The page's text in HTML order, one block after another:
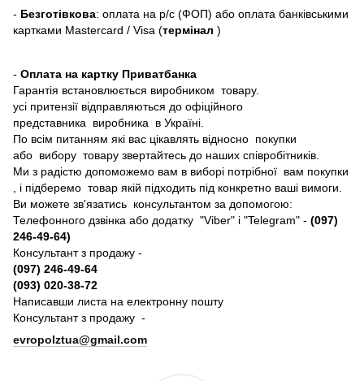
- Безготівкова: оплата на р/с (ФОП) або оплата банківськими
картками Mastercard / Visa (термінал )
- Оплата на картку Приватбанка
Гарантія встановлюється виробником товару.
усі притензії відправляються до офіційного
представника виробника в Україні.
По всім питанням які вас цікавлять відносно покупки
або вибору товару звертайтесь до наших співробітників.
Ми з радістю допоможемо вам в виборі потрібної вам покупки
, і підберемо товар якій підходить під конкретно ваші вимоги.
Ви можете зв'язатись консультантом за допомогою:
Телефонного дзвінка або додатку "Viber" і "Telegram" - (097)
246-49-64)
Консультант з продажу -
(097) 246-49-64
(093) 020-38-72
Написавши листа на електронну пошту
Консультант з продажу -
evropolztua@gmail.com